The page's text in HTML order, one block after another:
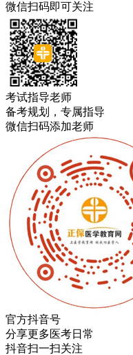
微信扫码即可关注
考试指导老师
备考规划，专属指导
微信扫码添加老师
官方抖音号
分享更多医考日常
抖音扫一扫关注